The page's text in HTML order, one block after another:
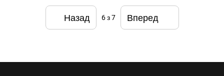
Назад 6з 7 Вперед